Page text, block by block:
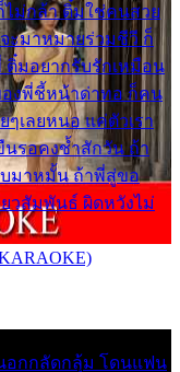
ไม่กล้า ติ๋มใช่คนสวย
ะมาหมายร่วมชีวี ก็
ติ๋มอยากรับรักเหมือน
งพี่ชี้หน้าด่าทอ ก็คน
เลยหนอ แค่ตัวเรา
รอคงช้ำสักวัน ถ้า
บมาหมั้น ถ้าพี่สู่ขอ
วสัมพันธ์ ผิดหวังไม่
อกกลัดกลุ้ม โดนแฟน